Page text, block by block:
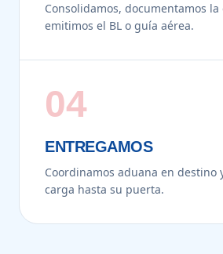
Consolidamos, documentamos
emitimos el BL o guía aérea.
04
ENTREGAMOS
Coordinamos aduana en destino
carga hasta su puerta.